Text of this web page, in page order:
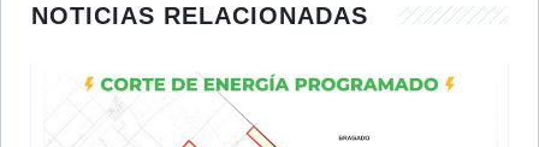
NOTICIAS RELACIONADAS